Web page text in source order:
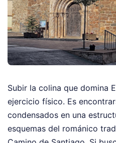
Subir la colina que domina
ejercicio físico. Es
condensados en una
esquemas del románico